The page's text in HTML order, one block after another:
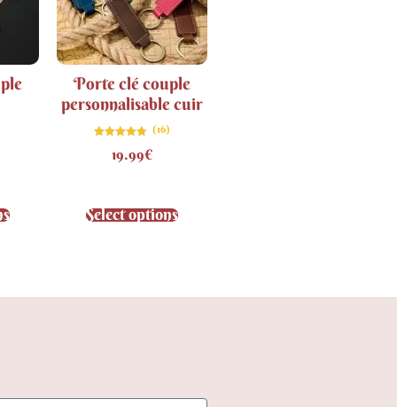
Porte clé couple
personnalisable cuir
4.75
sur 5
(16)
19.99€
Select options